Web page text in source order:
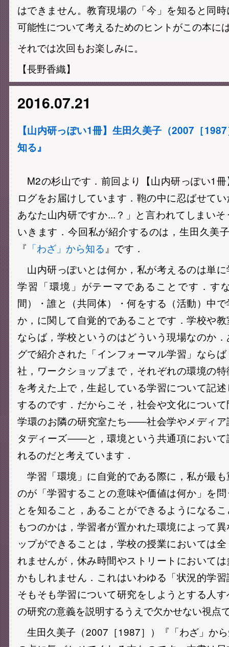
はできません。教育現場の「今」を知ると同
可能性について考えるためのヒントがこの本に
それでは次回もお楽しみに。
【長野香織】
2016.07.21
【山内研っぽい1冊】生田久美子（2007［
知る』
M2の杉山です．前回より【山内研っぽい1
ログをお届けしています．鞄の中に忍ばせて
あなた山内研ですか...？」と言われてしまい
いきます．今回私が紹介するのは，生田久美
『 「わざ」から知る 』です．
山内研っぽいとは何か，私が考えるのは単
学習「環境」がテーマであることです．す
間）・誰と（共同体）・何をする（活動）中
か，に関して自覚的であることです．学校や
ならば，学校というのはどういう現場なのか
グで紹介された「インフォーマル学習」なら
社，ワークショップまで，それぞれの環境の
を考えた上で，生起している学習について記
するのです．だからこそ，社会や文化につい
学環のお隣の研究室たち――社会学やメディア
タディーズ――と，環境という共通項において
れるのだと考えています．
学習「環境」に自覚的である際に，私が最
のが「学習することの意味や価値は何か」を
とを知ること，あることができるようになる
もつのかは，学習者が置かれた環境によって
ップができることは，学校の授業においては
れませんが，休み時間やストリートにおいて
かもしれません．これはいわゆる「状況的学
そもそも学習について研究をしようとする人
の研究の意義を説明するうえで欠かせない視点
生田久美子（2007［1987］）『「わざ」か